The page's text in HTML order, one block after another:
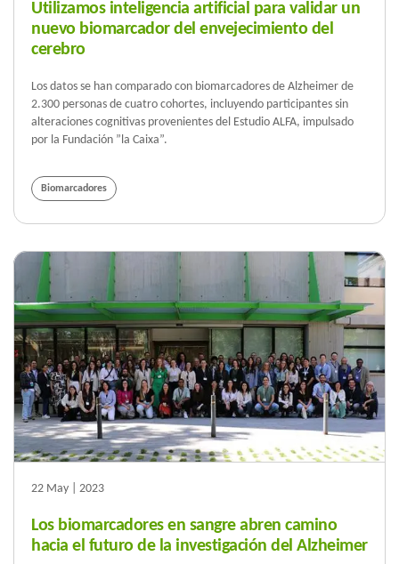
Utilizamos inteligencia artificial para validar un
nuevo biomarcador del envejecimiento del
cerebro
Los datos se han comparado con biomarcadores de Alzheimer de
2.300 personas de cuatro cohortes, incluyendo participantes sin
alteraciones cognitivas provenientes del Estudio ALFA, impulsado
por la Fundación ”la Caixa”.
Biomarcadores
22 May | 2023
Los biomarcadores en sangre abren camino
hacia el futuro de la investigación del Alzheimer